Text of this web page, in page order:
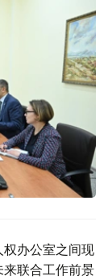
办公室之间现
联合工作前景